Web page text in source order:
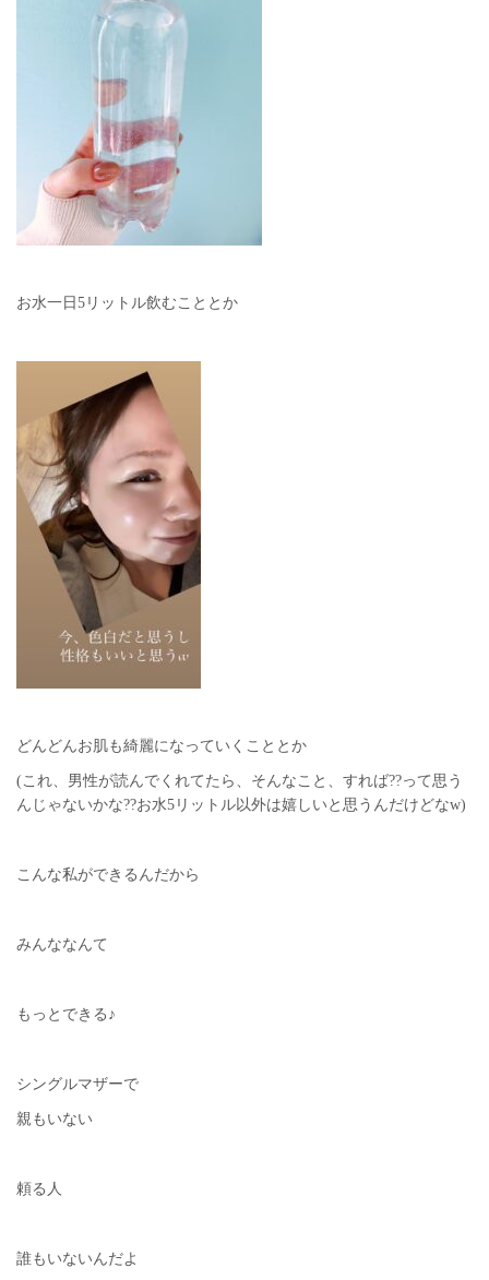
お水一日5リットル飲むこととか
どんどんお肌も綺麗になっていくこととか
(これ、男性が読んでくれてたら、そんなこと、すれば??って思う
んじゃないかな??お水5リットル以外は嬉しいと思うんだけどなw)
こんな私ができるんだから
みんななんて
もっとできる♪
シングルマザーで
親もいない
頼る人
誰もいないんだよ